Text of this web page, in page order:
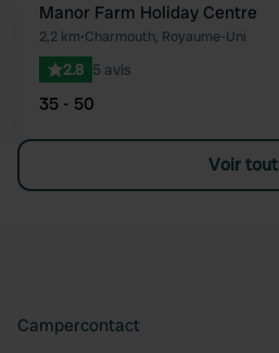
Manor Farm Holiday Centre
2,2 km•Charmouth, Royaume-Uni
2.8 5 avis
35 - 50
Voir tout
Campercontact